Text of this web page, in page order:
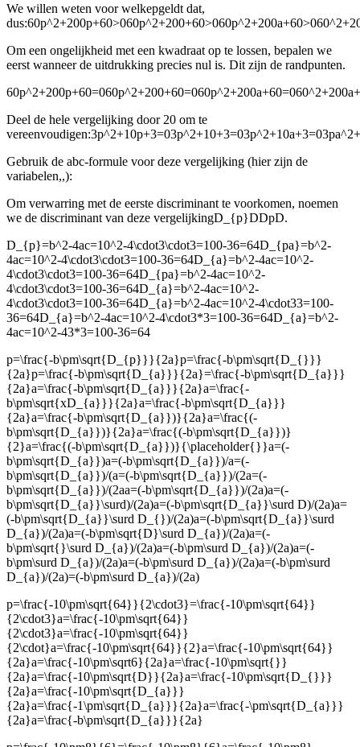
We willen weten voor welkepgeldt dat,
dus:
Om een ongelijkheid met een kwadraat op te lossen, bepalen we
eerst wanneer de uitdrukking precies nul is. Dit zijn de randpunten.
Deel de hele vergelijking door 20 om te
vereenvoudigen:
Gebruik de abc-formule voor deze vergelijking (hier zijn de
variabelen,,):
Om verwarring met de eerste discriminant te voorkomen, noemen
we de discriminant van deze vergelijkingD_{p}DDpD.
D_{p}=b^2-4ac=10^2-4\cdot3\cdot3=100-36=64D_{pa}=b^2-
4ac=10^2-4\cdot3\cdot3=100-36=64D_{a}=b^2-4ac=10^2-
4\cdot3\cdot3=100-36=64D_{pa}=b^2-4ac=10^2-
4\cdot3\cdot3=100-36=64D_{a}=b^2-4ac=10^2-
4\cdot3\cdot3=100-36=64D_{a}=b^2-4ac=10^2-4\cdot33=100-
36=64D_{a}=b^2-4ac=10^2-4\cdot3*3=100-36=64D_{a}=b^2-
4ac=10^2-43*3=100-36=64
p=\frac{-b\pm\sqrt{D_{p}}}{2a}p=\frac{-b\pm\sqrt{D_{}}}
{2a}p=\frac{-b\pm\sqrt{D_{a}}}{2a}=\frac{-b\pm\sqrt{D_{a}}}
{2a}a=\frac{-b\pm\sqrt{D_{a}}}{2a}a=\frac{-
b\pm\sqrt{xD_{a}}}{2a}a=\frac{-b\pm\sqrt{D_{a}}}
{2a}a=\frac{-b\pm\sqrt{D_{a}})}{2a}a=\frac{(-
b\pm\sqrt{D_{a}})}{2a}a=\frac{(-b\pm\sqrt{D_{a}})}
{2}a=\frac{(-b\pm\sqrt{D_{a}})}{\placeholder{}}a=(-
b\pm\sqrt{D_{a}})a=(-b\pm\sqrt{D_{a}})/a=(-
b\pm\sqrt{D_{a}})/(a=(-b\pm\sqrt{D_{a}})/(2a=(-
b\pm\sqrt{D_{a}})/(2aa=(-b\pm\sqrt{D_{a}})/(2a)a=(-
b\pm\sqrt{D_{a}}\surd)/(2a)a=(-b\pm\sqrt{D_{a}}\surd D)/(2a)a=
(-b\pm\sqrt{D_{a}}\surd D_{})/(2a)a=(-b\pm\sqrt{D_{a}}\surd
D_{a})/(2a)a=(-b\pm\sqrt{D}\surd D_{a})/(2a)a=(-
b\pm\sqrt{}\surd D_{a})/(2a)a=(-b\pm\surd D_{a})/(2a)a=(-
b\pm\surd D_{a})/(2a)a=(-b\pm\surd D_{a})/(2a)a=(-b\pm\surd
D_{a})/(2a)=(-b\pm\surd D_{a})/(2a)
p=\frac{-10\pm\sqrt{64}}{2\cdot3}=\frac{-10\pm\sqrt{64}}
{2\cdot3}a=\frac{-10\pm\sqrt{64}}
{2\cdot3}a=\frac{-10\pm\sqrt{64}}
{2\cdot}a=\frac{-10\pm\sqrt{64}}{2}a=\frac{-10\pm\sqrt{64}}
{2a}a=\frac{-10\pm\sqrt6}{2a}a=\frac{-10\pm\sqrt{}}
{2a}a=\frac{-10\pm\sqrt{D}}{2a}a=\frac{-10\pm\sqrt{D_{}}}
{2a}a=\frac{-10\pm\sqrt{D_{a}}}
{2a}a=\frac{-1\pm\sqrt{D_{a}}}{2a}a=\frac{-\pm\sqrt{D_{a}}}
{2a}a=\frac{-b\pm\sqrt{D_{a}}}{2a}